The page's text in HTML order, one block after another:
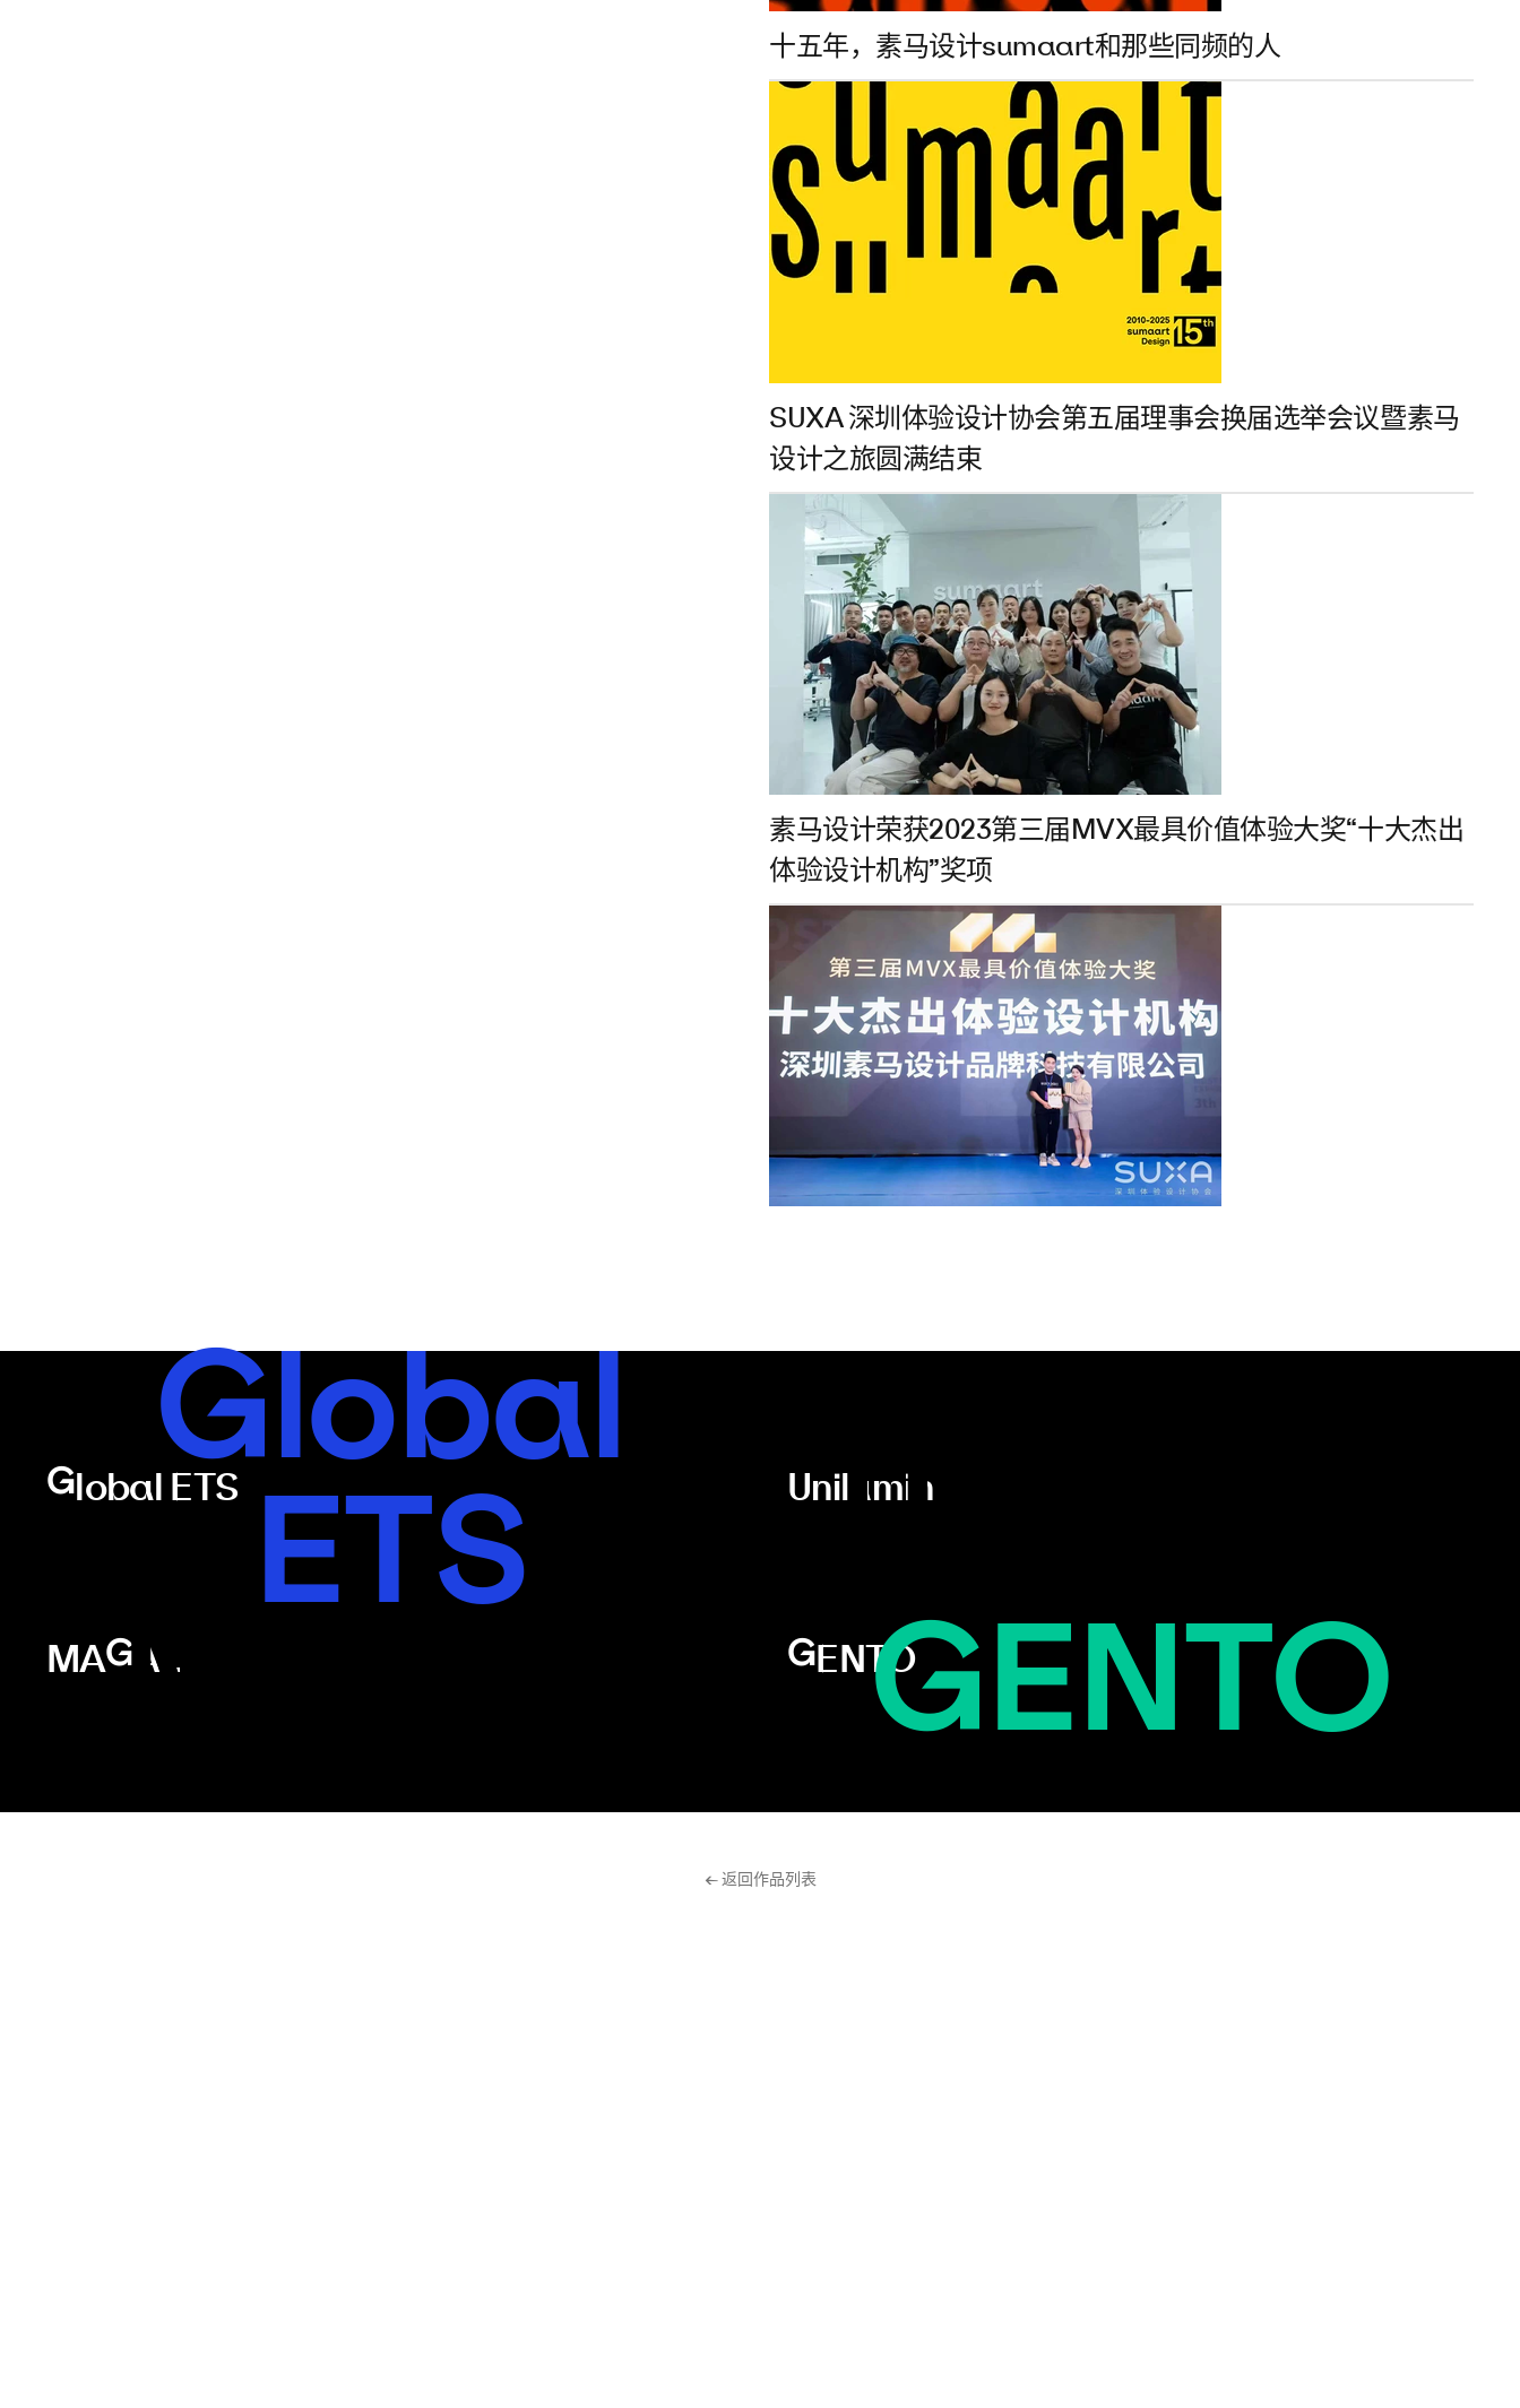
十五年，素马设计sumaart和那些同频的人
SUXA 深圳体验设计协会第五届理事会换届选举会议暨素马
设计之旅圆满结束
素马设计荣获2023第三届MVX最具价值体验大奖“十大杰出
体验设计机构”奖项
Global ETSGlobal
ETS Unilumin
Unilumin
MAGALMAGAL GENTOGENTO
← 返回作品列表